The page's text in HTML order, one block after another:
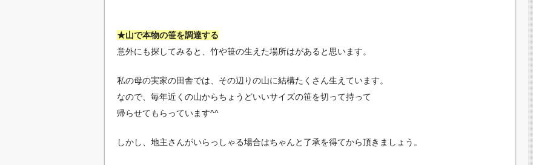
★山で本物の笹を調達する
意外にも探してみると、竹や笹の生えた場所はがあると思います。
私の母の実家の田舎では、その辺りの山に結構たくさん生えています。
なので、毎年近くの山からちょうどいいサイズの笹を切って持って
帰らせてもらっています^^
しかし、地主さんがいらっしゃる場合はちゃんと了承を得てから頂きましょう。